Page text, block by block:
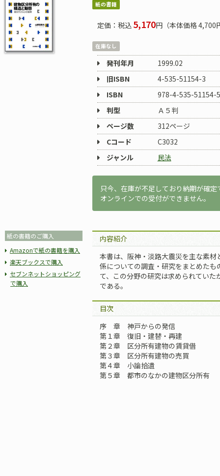
紙の書籍
定価：税込 5,170円（本体価格 4,700
在庫なし
発刊年月
1999.02
旧ISBN
4-535-51154-3
ISBN
978-4-535-51154-5
判型
Ａ５判
ページ数
312ページ
Cコード
C3032
ジャンル
民法
只今、在庫が不足しており納期が確定
オンラインでの受付ができません。
紙の書籍のご購入
Amazonで紙の書籍を購入
楽天ブックスで購入
セブンネットショッピング
で購入
内容紹介
本書は、阪神・淡路大震災を主な素
係についての調査・研究をまとめた
て、この分野の研究は求められてい
である。
目次
序 章 神戸からの発信
第１章 復旧・建替・再建
第２章 区分所有建物の賃貸借
第３章 区分所有建物の売買
第４章 小論拾遺
第５章 都市のなかの建物区分所有